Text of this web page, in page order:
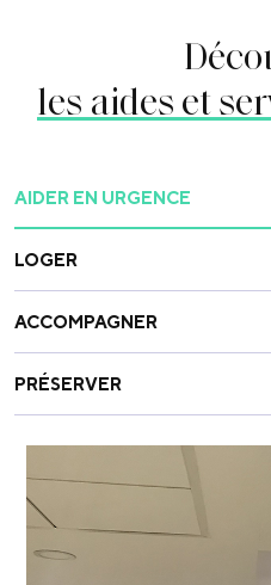
les aides et
AIDER EN URGENCE
LOGER
ACCOMPAGNER
PRÉSERVER